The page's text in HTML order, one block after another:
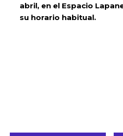
abril, en el Espacio
su horario habitual.